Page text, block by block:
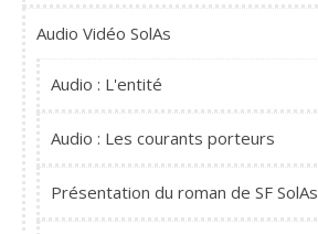
Audio Vidéo SolAs
Audio : L'entité
Audio : Les courants porteurs
Présentation du roman de SF SolAs